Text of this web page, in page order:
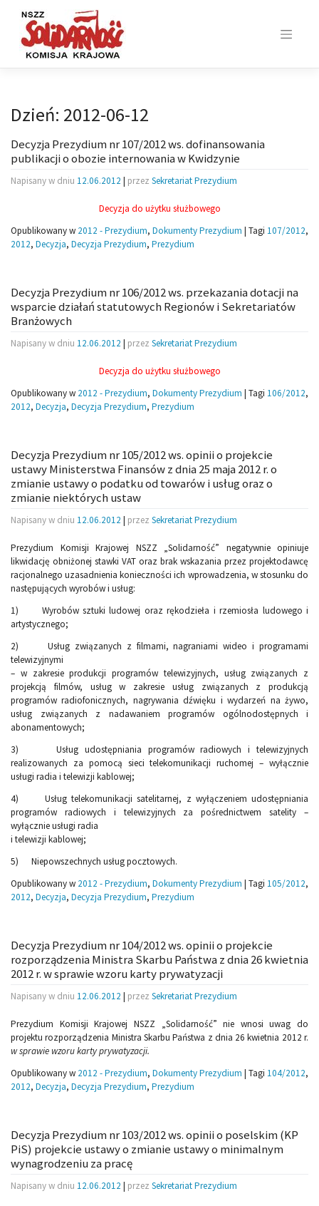
content
Dzień: 2012-06-12
Decyzja Prezydium nr 107/2012 ws. dofinansowania
publikacji o obozie internowania w Kwidzynie
Napisany w dniu 12.06.2012 | przez Sekretariat Prezydium
Decyzja do użytku służbowego
Opublikowany w 2012 - Prezydium, Dokumenty Prezydium | Tagi 107/2012,
2012, Decyzja, Decyzja Prezydium, Prezydium
Decyzja Prezydium nr 106/2012 ws. przekazania dotacji na
wsparcie działań statutowych Regionów i Sekretariatów
Branżowych
Napisany w dniu 12.06.2012 | przez Sekretariat Prezydium
Decyzja do użytku służbowego
Opublikowany w 2012 - Prezydium, Dokumenty Prezydium | Tagi 106/2012,
2012, Decyzja, Decyzja Prezydium, Prezydium
Decyzja Prezydium nr 105/2012 ws. opinii o projekcie
ustawy Ministerstwa Finansów z dnia 25 maja 2012 r. o
zmianie ustawy o podatku od towarów i usług oraz o
zmianie niektórych ustaw
Napisany w dniu 12.06.2012 | przez Sekretariat Prezydium
Prezydium Komisji Krajowej NSZZ „Solidarność” negatywnie opiniuje
likwidację obniżonej stawki VAT oraz brak wskazania przez projektodawcę
racjonalnego uzasadnienia konieczności ich wprowadzenia, w stosunku do
następujących wyrobów i usług:
1) Wyrobów sztuki ludowej oraz rękodzieła i rzemiosła ludowego i
artystycznego;
2) Usług związanych z filmami, nagraniami wideo i programami
telewizyjnymi
– w zakresie produkcji programów telewizyjnych, usług związanych z
projekcją filmów, usług w zakresie usług związanych z produkcją
programów radiofonicznych, nagrywania dźwięku i wydarzeń na żywo,
usług związanych z nadawaniem programów ogólnodostępnych i
abonamentowych;
3) Usług udostępniania programów radiowych i telewizyjnych
realizowanych za pomocą sieci telekomunikacji ruchomej – wyłącznie
usługi radia i telewizji kablowej;
4) Usług telekomunikacji satelitarnej, z wyłączeniem udostępniania
programów radiowych i telewizyjnych za pośrednictwem satelity –
wyłącznie usługi radia
i telewizji kablowej;
5) Niepowszechnych usług pocztowych.
Opublikowany w 2012 - Prezydium, Dokumenty Prezydium | Tagi 105/2012,
2012, Decyzja, Decyzja Prezydium, Prezydium
Decyzja Prezydium nr 104/2012 ws. opinii o projekcie
rozporządzenia Ministra Skarbu Państwa z dnia 26 kwietnia
2012 r. w sprawie wzoru karty prywatyzacji
Napisany w dniu 12.06.2012 | przez Sekretariat Prezydium
Prezydium Komisji Krajowej NSZZ „Solidarność” nie wnosi uwag do
projektu rozporządzenia Ministra Skarbu Państwa z dnia 26 kwietnia 2012 r.
w sprawie wzoru karty prywatyzacji.
Opublikowany w 2012 - Prezydium, Dokumenty Prezydium | Tagi 104/2012,
2012, Decyzja, Decyzja Prezydium, Prezydium
Decyzja Prezydium nr 103/2012 ws. opinii o poselskim (KP
PiS) projekcie ustawy o zmianie ustawy o minimalnym
wynagrodzeniu za pracę
Napisany w dniu 12.06.2012 | przez Sekretariat Prezydium